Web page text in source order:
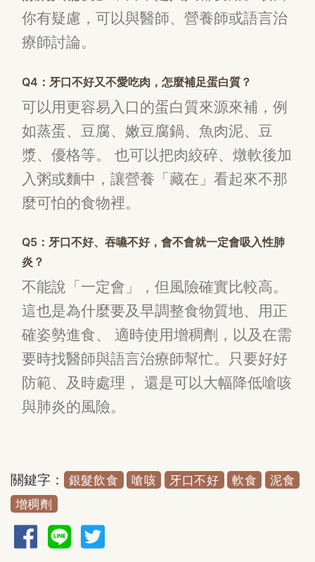
你有疑慮，可以與醫師、營養師或語言治
療師討論。
Q4：牙口不好又不愛吃肉，怎麼補足蛋白質？
可以用更容易入口的蛋白質來源來補，例
如蒸蛋、豆腐、嫩豆腐鍋、魚肉泥、豆
漿、優格等。 也可以把肉絞碎、燉軟後加
入粥或麵中，讓營養「藏在」看起來不那
麼可怕的食物裡。
Q5：牙口不好、吞嚥不好，會不會就一定會吸入性肺
炎？
不能說「一定會」，但風險確實比較高。
這也是為什麼要及早調整食物質地、用正
確姿勢進食、 適時使用增稠劑，以及在需
要時找醫師與語言治療師幫忙。只要好好
防範、及時處理， 還是可以大幅降低嗆咳
與肺炎的風險。
關鍵字： 銀髮飲食 嗆咳 牙口不好 軟食
泥食
增稠劑